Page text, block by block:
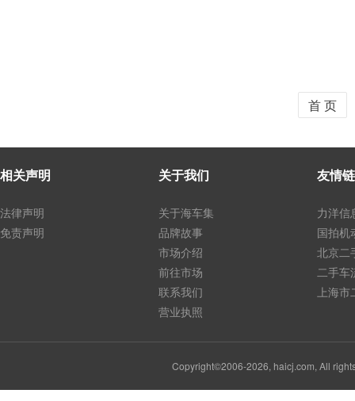
首 页
相关声明
法律声明
免责声明
关于我们
关于海车集
品牌故事
市场介绍
前往市场
联系我们
营业执照
友情
力洋信
国拍机
北京二
二手车
上海
Copyright©2006-2026, haicj.com, All